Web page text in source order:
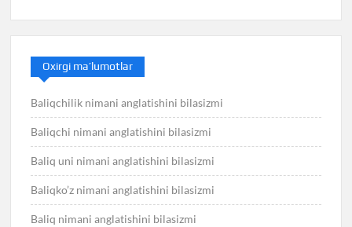
Oxirgi ma’lumotlar
Baliqchilik nimani anglatishini bilasizmi
Baliqchi nimani anglatishini bilasizmi
Baliq uni nimani anglatishini bilasizmi
Baliqko’z nimani anglatishini bilasizmi
Baliq nimani anglatishini bilasizmi